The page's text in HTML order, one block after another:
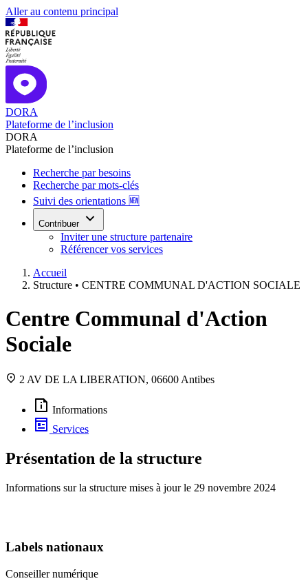
Aller au contenu principal
DORA
Plateforme de l’inclusion
DORA
Plateforme de l’inclusion
Recherche par besoins
Recherche par mots-clés
Suivi des orientations 🆕
Contribuer
Inviter une structure partenaire
Référencer vos services
Accueil
Structure • CENTRE COMMUNAL D'ACTION SOCIALE
Centre Communal d'Action
Sociale
2 AV DE LA LIBERATION, 06600 Antibes
Informations
Services
Présentation de la structure
Informations sur la structure mises à jour le 29 novembre 2024
Labels nationaux
Conseiller numérique